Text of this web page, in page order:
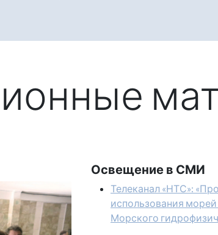
Освещение в СМИ
Телеканал «НТС»:
использования
Морского